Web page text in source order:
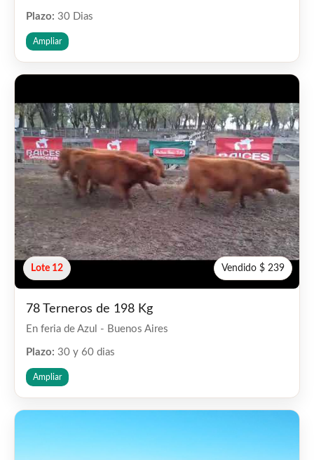
Plazo: 30 Dias
Ampliar
Lote 12 Vendido $ 239
78 Terneros de 198 Kg
En feria de Azul - Buenos Aires
Plazo: 30 y 60 dias
Ampliar